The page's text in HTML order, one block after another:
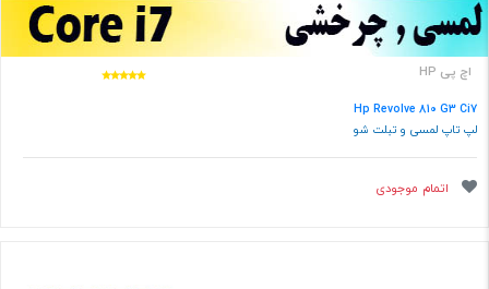
اچ پی HP
Hp Revolve 810 G3 Ci7
لپ تاپ لمسی و تبلت شو
اتمام موجودی